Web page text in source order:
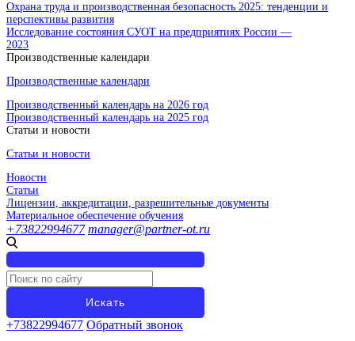
Охрана труда и производственная безопасность 2025: тенденции и
перспективы развития
Исследование состояния СУОТ на предприятиях России —
2023
Производственные календари
Производственные календари
Производственный календарь на 2026 год
Производственный календарь на 2025 год
Статьи и новости
Статьи и новости
Новости
Статьи
Лицензии, аккредитации, разрешительные документы
Материальное обеспечение обучения
+73822994677 manager@partner-ot.ru
+73822994677 Обратный звонок